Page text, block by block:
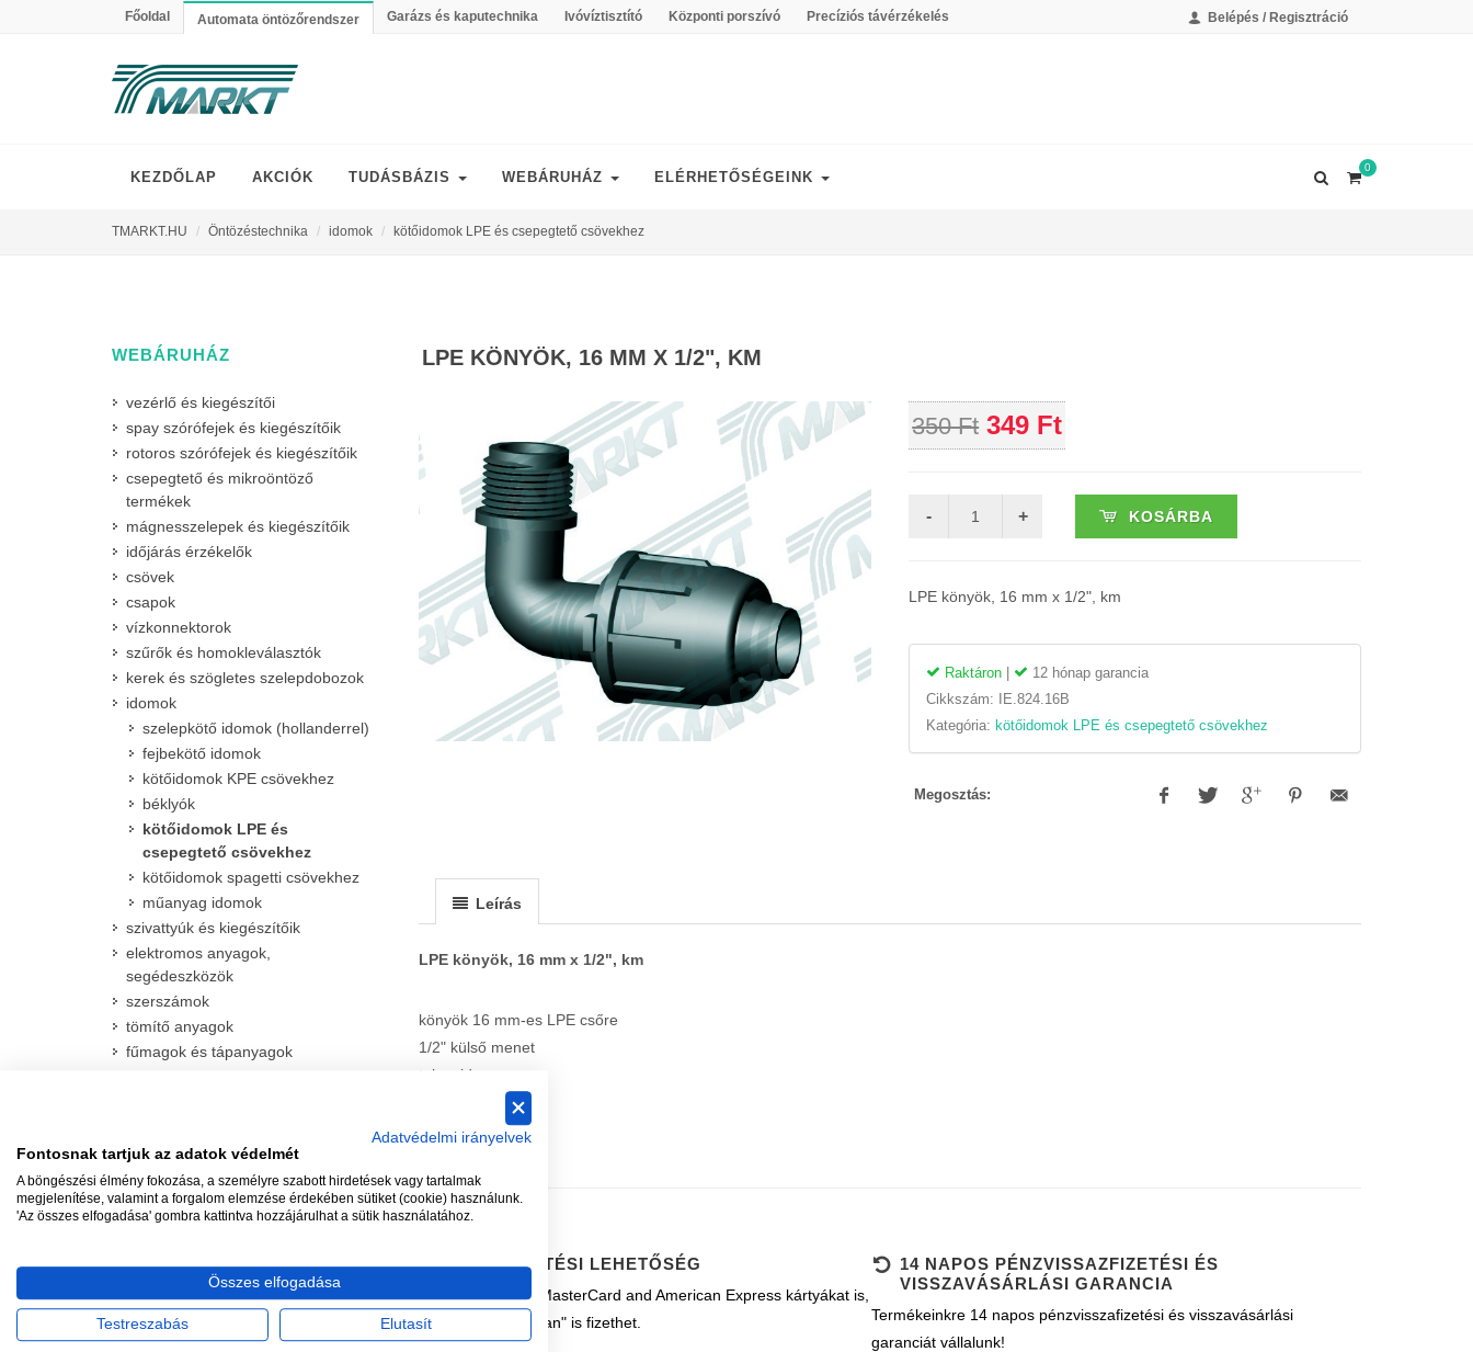
Főoldal Automata öntözőrendszer Garázs és kaputechnika Ivóvíztisztító Központi porszívó Precíziós távérzékelés Belépés / Regisztráció
KEZDŐLAP AKCIÓK TUDÁSBÁZIS WEBÁRUHÁZ ELÉRHETŐSÉGEINK
0
TMARKT.HU Öntözéstechnika idomok kötőidomok LPE és csepegtető csövekhez
LPE KÖNYÖK, 16 MM X 1/2", KM
350 Ft 349 Ft
KOSÁRBA
LPE könyök, 16 mm x 1/2", km
Raktáron
12 hónap garancia
Cikkszám:
IE.824.16B
Kategória: kötőidomok LPE és csepegtető csövekhez
Megosztás:
Leírás
LPE könyök, 16 mm x 1/2", km
könyök 16 mm-es LPE csőre
1/2" külső menet
tokos idom
TÖBB FIZETÉSI LEHETŐSÉG
Elfogadunk Visa, MasterCard and American Express kártyákat is,
de "hagyományosan" is fizethet.
14 NAPOS PÉNZVISSAZFIZETÉSI ÉS
VISSZAVÁSÁRLÁSI GARANCIA
Termékeinkre 14 napos pénzvisszafizetési és visszavásárlási
garanciát vállalunk!
WEBÁRUHÁZ
vezérlő és kiegészítői
spay szórófejek és kiegészítőik
rotoros szórófejek és kiegészítőik
csepegtető és mikroöntöző
termékek
mágnesszelepek és kiegészítőik
időjárás érzékelők
csövek
csapok
vízkonnektorok
szűrők és homokleválasztók
kerek és szögletes szelepdobozok
idomok
szelepkötő idomok (hollanderrel)
fejbekötő idomok
kötőidomok KPE csövekhez
béklyók
kötőidomok LPE és
csepegtető csövekhez
kötőidomok spagetti csövekhez
műanyag idomok
szivattyúk és kiegészítőik
elektromos anyagok,
segédeszközök
szerszámok
tömítő anyagok
fűmagok és tápanyagok
IRATKOZZON FEL, HOGY
Adatvédelmi irányelvek
Fontosnak tartjuk az adatok védelmét
A böngészési élmény fokozása, a személyre szabott hirdetések vagy tartalmak
megjelenítése, valamint a forgalom elemzése érdekében sütiket (cookie) használunk.
'Az összes elfogadása' gombra kattintva hozzájárulhat a sütik használatához.
Összes elfogadása
Testreszabás Elutasít